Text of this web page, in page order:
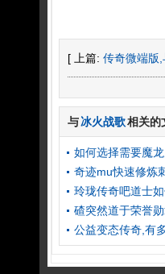
[ 上篇: 传奇微端版
与冰火战歌相关的
如何选择需要魔
奇迹mu快速修炼
玲珑传奇吧道士
碴突然道于荣誉
公益变态传奇,有